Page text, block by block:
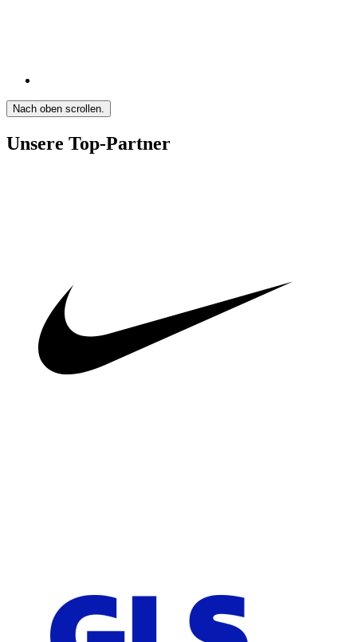
Nach oben scrollen.
Unsere Top-Partner